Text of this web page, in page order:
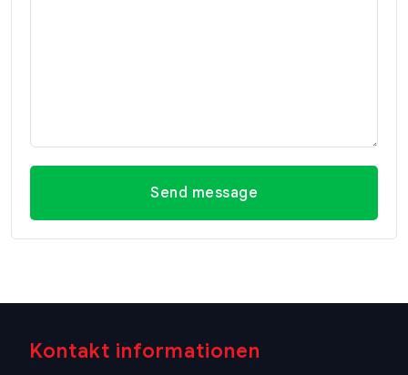
Send message
Kontakt informationen